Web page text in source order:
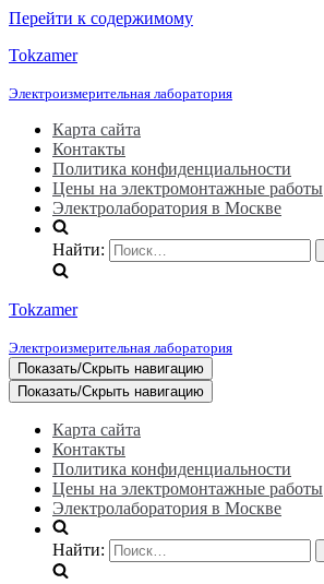
Перейти к содержимому
Tokzamer
Электроизмерительная лаборатория
Карта сайта
Контакты
Политика конфиденциальности
Цены на электромонтажные работы
Электролаборатория в Москве
Найти:
Tokzamer
Электроизмерительная лаборатория
Показать/Скрыть навигацию
Показать/Скрыть навигацию
Карта сайта
Контакты
Политика конфиденциальности
Цены на электромонтажные работы
Электролаборатория в Москве
Найти: